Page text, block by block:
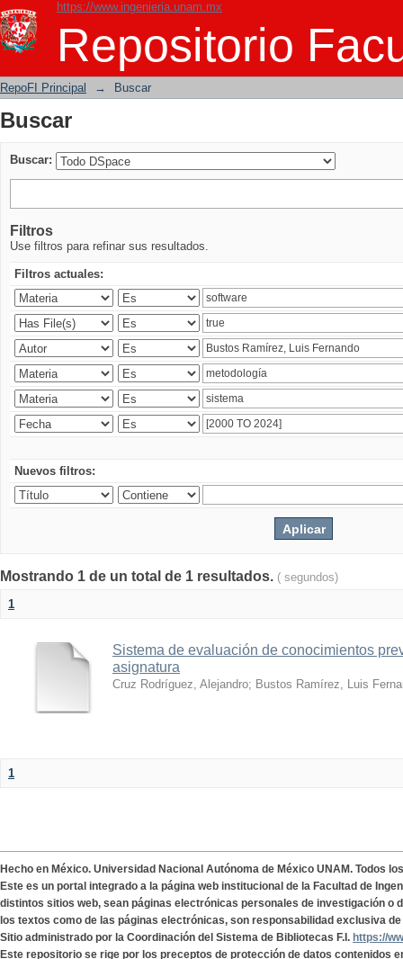
https://www.ingenieria.unam.mx
Repositorio
Buscar
RepoFI Principal → Buscar
Buscar
Buscar:
Filtros
Use filtros para refinar sus resultados.
Filtros actuales:
Nuevos filtros:
Mostrando 1 de un total de 1 resultados. ( segundos)
1
Sistema de evaluación de conocimientos
asignatura
Cruz Rodríguez, Alejandro; Bustos Ramírez, Luis
1
Hecho en México. Universidad Nacional Autónoma de México UNAM. Todos
Este es un portal integrado a la página web institucional de la Facultad de
distintos sitios web, sean páginas electrónicas personales de investigación o
los textos como de las páginas electrónicas, son responsabilidad exclusiva
Sitio administrado por la Coordinación del Sistema de Bibliotecas F.I. https://
Este repositorio se rige por los preceptos de protección de datos contenidos